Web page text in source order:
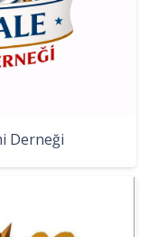
Derneği